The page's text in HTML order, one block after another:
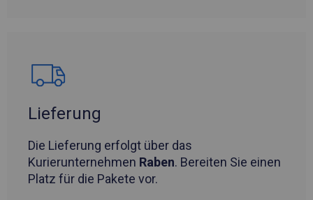
Lieferung
Die Lieferung erfolgt über das
Kurierunternehmen Raben. Bereiten Sie einen
Platz für die Pakete vor.